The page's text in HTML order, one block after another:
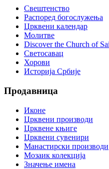
Свештенство
Распоред богослужења
Црквени календар
Молитве
Discover the Church of
Светосавац
Хорови
Историја Србије
Продавница
Иконе
Црквени производи
Црквене књиге
Црквени сувенири
Манастирски производи
Мозаик колекција
Значење имена